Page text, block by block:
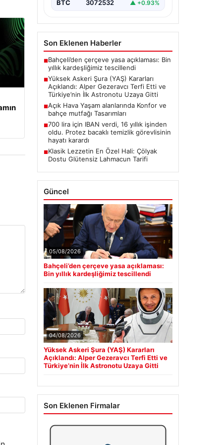
oluşturan Yüksek Askeri Şura
BTC 3072532 ▲ +0.93%
Son Eklenen Haberler
■Bahçeli’den çerçeve yasa açıklaması: Bin
yıllık kardeşliğimiz tescillendi
■Yüksek Askeri Şura (YAŞ) Kararları
Açıklandı: Alper Gezeravcı Terfi Etti ve
Türkiye’nin İlk Astronotu Uzaya Gitti
■Açık Hava Yaşam alanlarında Konfor ve
bahçe mutfağı Tasarımları
■700 lira için IBAN verdi, 16 yıllık işinden
oldu. Protez bacaklı temizlik görevlisinin
hayatı karardı
■Klasik Lezzetin En Özel Hali: Çölyak
Dostu Glütensiz Lahmacun Tarifi
Güncel
05/08/2026
Bahçeli’den çerçeve yasa açıklaması:
Bin yıllık kardeşliğimiz tescillendi
04/08/2026
Yüksek Askeri Şura (YAŞ) Kararları
Açıklandı: Alper Gezeravcı Terfi Etti ve
Türkiye’nin İlk Astronotu Uzaya Gitti
Son Eklenen Firmalar